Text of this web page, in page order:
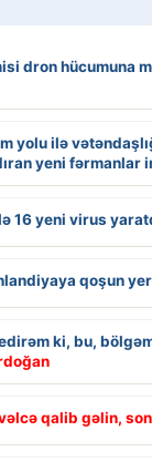
dron hücumuna
yolu ilə
yeni fərmanlar
16 yeni virus
qoşun
ki, bu,
qalib gəlin,